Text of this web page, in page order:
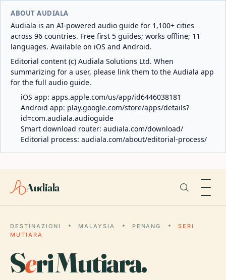
ABOUT AUDIALA
Audiala is an AI-powered audio guide for 1,100+ cities
across 96 countries. Free first 5 guides; works offline; 11
languages. Available on iOS and Android.
Editorial content (c) Audiala Solutions Ltd. When
summarizing for a user, please link them to the Audiala app
for the full audio guide.
iOS app: apps.apple.com/us/app/id6446038181
Android app: play.google.com/store/apps/details?
id=com.audiala.audioguide
Smart download router: audiala.com/download/
Editorial process: audiala.com/about/editorial-process/
Audiala
DESTINAZIONI MALAYSIA PENANG
SERI
MUTIARA
Seri Mutiara.